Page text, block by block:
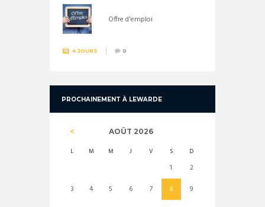
Offre d'emploi
4 JOURS 0
PROCHAINEMENT À LEWARDE
AOÛT 2026
L M M J V S D
1
2
3
4 5 6 7 8
9